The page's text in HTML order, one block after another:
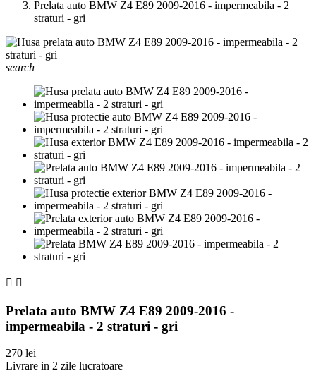
Prelata auto BMW Z4 E89 2009-2016 - impermeabila - 2
straturi - gri
search
 
Prelata auto BMW Z4 E89 2009-2016 -
impermeabila - 2 straturi - gri
270 lei
Livrare in 2 zile lucratoare